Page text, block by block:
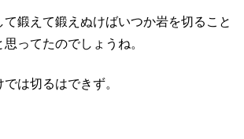
て鍛えて鍛えぬけばいつか岩を切ること
ってたのでしょうね。
は切るはできず。